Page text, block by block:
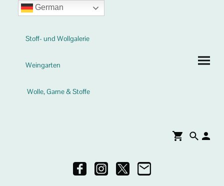
Stoff- und Wollgalerie
Weingarten
Wolle, Garne & Stoffe
German